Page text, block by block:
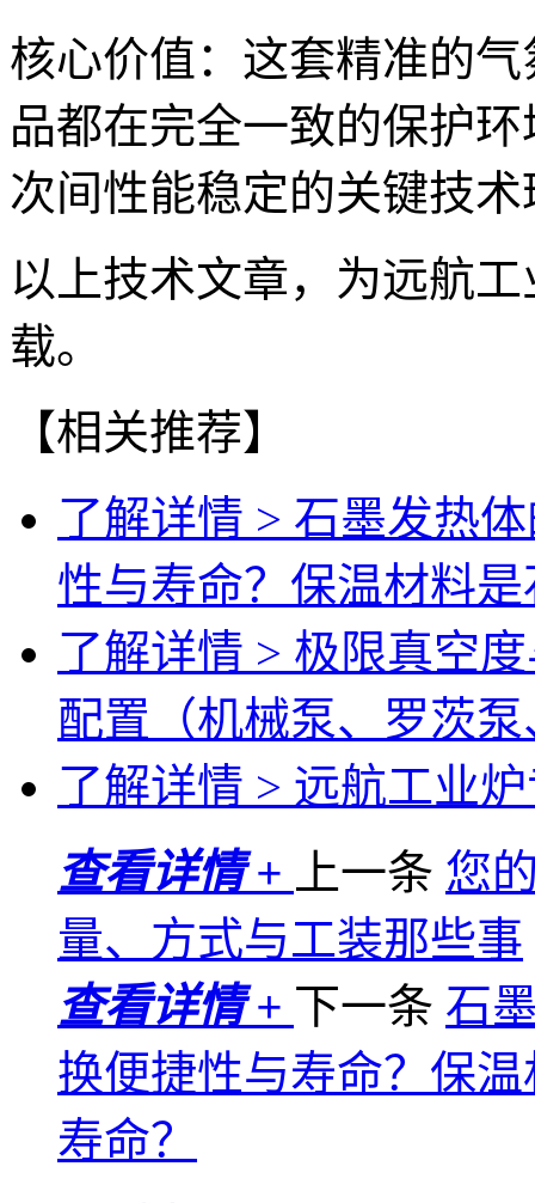
核心价值：这套精准的
品都在完全一致的保护
次间性能稳定的关键技术
以上技术文章，为远航
载。
【相关推荐】
了解详情 > 石墨发热
性与寿命？保温材料
了解详情 > 极限真空
配置（机械泵、罗茨
了解详情 > 远航工业
查看详情 +
上一条 您
量、方式与工装那些事
查看详情 + 下一条 石
换便捷性与寿命？保
寿命？